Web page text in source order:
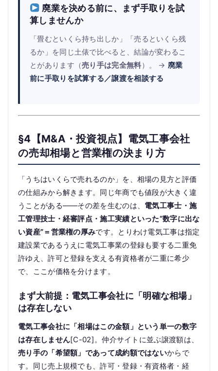
廃業を決める前に、まず手取りを試
算しませんか
「畳むといくら持ち出しか」「売るといくら残
るか」を同じ土俵で比べると、結論が変わるこ
とがあります（売り手は完全無料）。 →廃業
前に手取りを試算する／譲渡を相談する
§4【M&A・投資視点】電気工事会社
の売却相場と営業権の決まり方
「うちはいくらで売れるのか」を、相場の見方と評価
の仕組みから解きます。同じ年商でも値段が大きく違
うことがある——その差を生むのは、 電気工事士・施
工管理技士・経審評点・施工実績といった“数字に出な
い資産”＝営業権の厚みです。とりわけ電気工事は指定
建設業であるうえに電気工事業の登録も要する二重免
許ゆえ、許可と登録を支える有資格者が二重に希少
で、ここが価格を分けます。
まず大前提：電気工事会社に「明確な相場」
は存在しない
電気工事会社に「相場はこの金額」という単一の数字
は存在しません[C-02]。仲介サイトに並ぶ譲渡額は、
売り手の「希望額」であって成約額ではないからで
す。同じ売上規模でも、許可・登録・有資格者・経